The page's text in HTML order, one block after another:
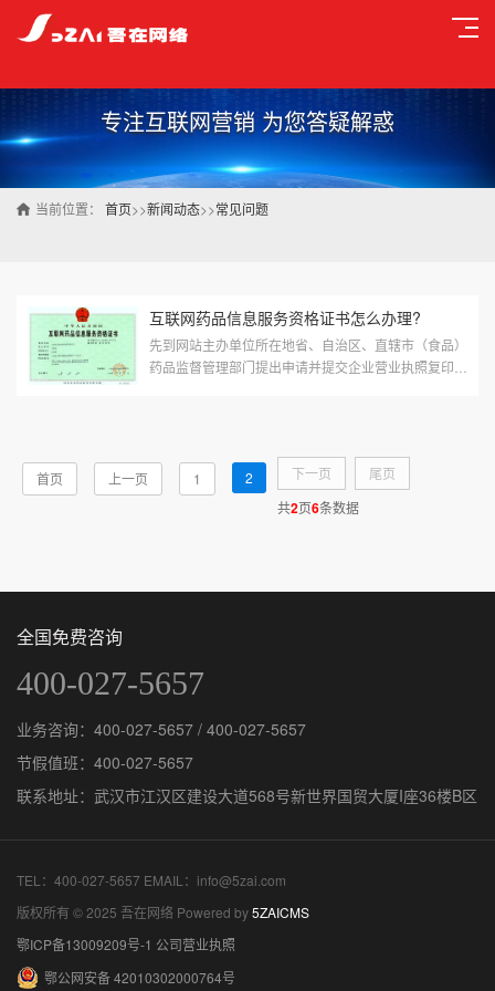
专注互联网营销 为您答疑解惑
当前位置： 首页>>新闻动态>>常见问题
互联网药品信息服务资格证书怎么办理?
先到网站主办单位所在地省、自治区、直辖市（食品）
药品监督管理部门提出申请并提交企业营业执照复印
首页 上一页 1 2 下一页
尾页
共2页6条数据
全国免费咨询
400-027-5657
业务咨询：400-027-5657 / 400-027-5657
节假值班：400-027-5657
联系地址：武汉市江汉区建设大道568号新世界国贸大厦I座36楼B区
TEL：400-027-5657 EMAIL：info@5zai.com
版权所有 © 2025 吾在网络 Powered by5ZAICMS
鄂ICP备13009209号-1 公司营业执照
鄂公网安备 42010302000764号